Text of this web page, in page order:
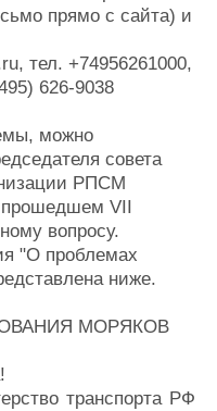
прямо с сайта) и
тел. +74956261000,
626-9038
можно
совета
РПСМ
прошедшем VII
вопросу.
"О проблемах
ниже.
МОРЯКОВ
транспорта РФ